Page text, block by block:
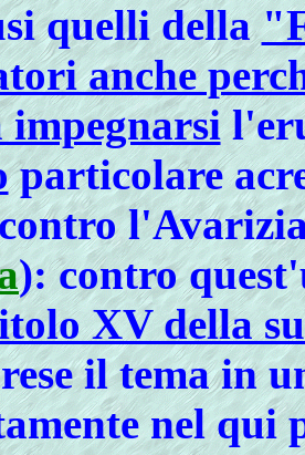
quelli della
anche
particolare
): contro
XV della
il tema in
nel qui